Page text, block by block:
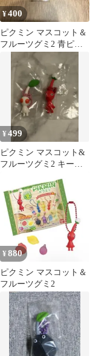
¥400
ピクミン マスコット＆
フルーツグミ2 青ピク
ミン 新品
¥499
ピクミン マスコット&
フルーツグミ2 キーホ
クミン
¥ 880
ピクミン マスコット＆
フルーツグミ2